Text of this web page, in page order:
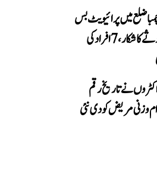
ضلع میں پرائیویٹ بس
بے قابو ہوکر حادثے کا شکار، 7 افراد کی
نے تاریخ رقم
وزنی مریض کو دی نئی